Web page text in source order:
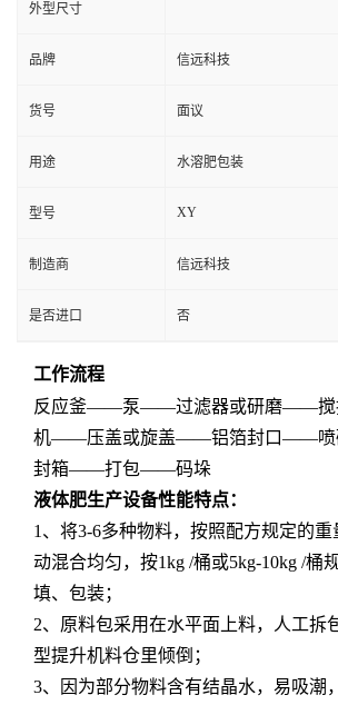
外型尺寸
品牌 信远科技
货号 面议
用途 水溶肥包装
型号 XY
制造商 信远科技
是否进口 否
工作流程
反应釜——泵——过滤器或研磨——搅
机——压盖或旋盖——铝箔封口——
封箱——打包——码垛
液体肥生产设备性能特点：
1、将3-6多种物料，按照配方规定的
动混合均匀，按1kg /桶或5kg-10kg /桶
填、包装；
2、原料包采用在水平面上料，人工拆
型提升机料仓里倾倒；
3、因为部分物料含有结晶水，易吸潮